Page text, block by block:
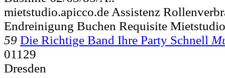
mietstudio.apicco.de Assistenz
Endreinigung Buchen Requisite
59 Die Richtige Band Ihre Party Schnell
01129
Dresden